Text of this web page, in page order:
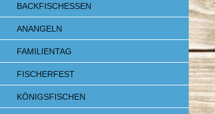
BACKFISCHESSEN
ANANGELN
FAMILIENTAG
FISCHERFEST
KÖNIGSFISCHEN